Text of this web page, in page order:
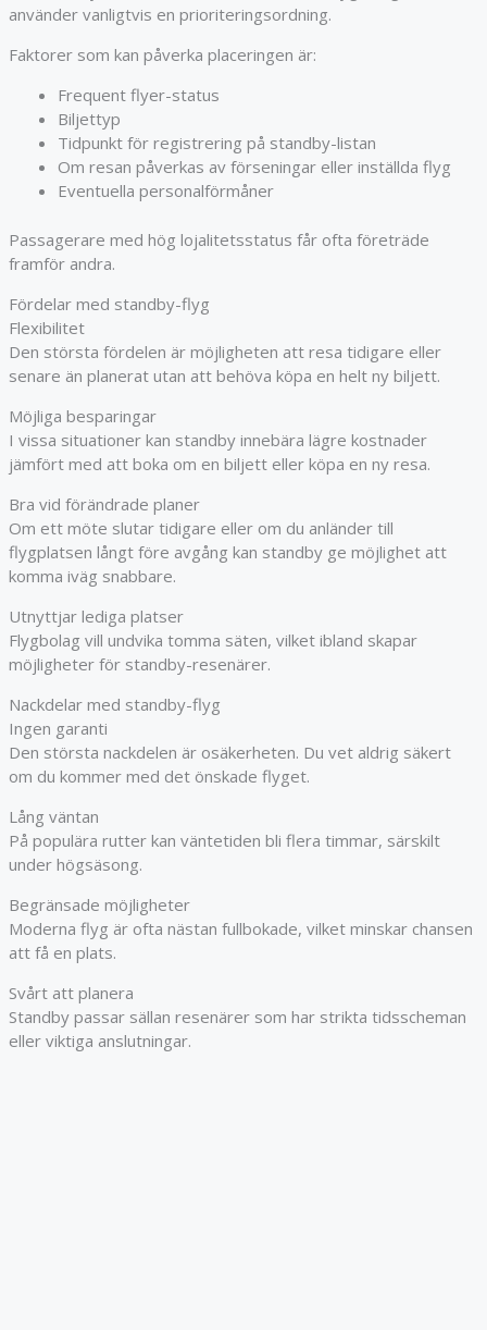
använder vanligtvis en prioriteringsordning.
Faktorer som kan påverka placeringen är:
Frequent flyer-status
Biljettyp
Tidpunkt för registrering på standby-listan
Om resan påverkas av förseningar eller inställda flyg
Eventuella personalförmåner
Passagerare med hög lojalitetsstatus får ofta företräde
framför andra.
Fördelar med standby-flyg
Flexibilitet
Den största fördelen är möjligheten att resa tidigare eller
senare än planerat utan att behöva köpa en helt ny biljett.
Möjliga besparingar
I vissa situationer kan standby innebära lägre kostnader
jämfört med att boka om en biljett eller köpa en ny resa.
Bra vid förändrade planer
Om ett möte slutar tidigare eller om du anländer till
flygplatsen långt före avgång kan standby ge möjlighet att
komma iväg snabbare.
Utnyttjar lediga platser
Flygbolag vill undvika tomma säten, vilket ibland skapar
möjligheter för standby-resenärer.
Nackdelar med standby-flyg
Ingen garanti
Den största nackdelen är osäkerheten. Du vet aldrig säkert
om du kommer med det önskade flyget.
Lång väntan
På populära rutter kan väntetiden bli flera timmar, särskilt
under högsäsong.
Begränsade möjligheter
Moderna flyg är ofta nästan fullbokade, vilket minskar chansen
att få en plats.
Svårt att planera
Standby passar sällan resenärer som har strikta tidsscheman
eller viktiga anslutningar.